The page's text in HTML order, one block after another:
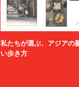
私たちが選ぶ、アジアの
い歩き方